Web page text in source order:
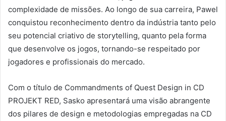
complexidade de missões. Ao longo de sua carreira, Pawel
conquistou reconhecimento dentro da indústria tanto pelo
seu potencial criativo de storytelling, quanto pela forma
que desenvolve os jogos, tornando-se respeitado por
jogadores e profissionais do mercado.
Com o título de Commandments of Quest Design in CD
PROJEKT RED, Sasko apresentará uma visão abrangente
dos pilares de design e metodologias empregadas na CD